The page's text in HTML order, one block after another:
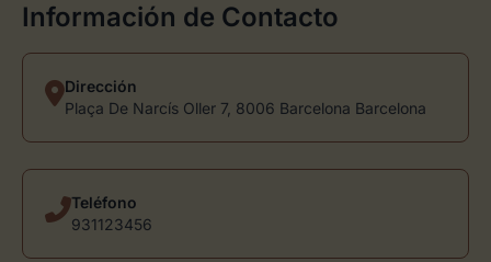
Información de Contacto
Dirección
Plaça De Narcís Oller 7, 8006 Barcelona Barcelona
Teléfono
931123456